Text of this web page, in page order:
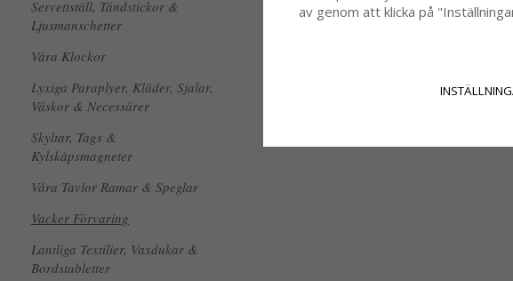
Servettställ, Tändstickor &
Ljusmanschetter
Våra Klockor
Lyxiga Paraplyer, Kläder, Sjalar,
Väskor & Necessärer
Skyltar, Tags &
Kylskåpsmagneter
Våra Tavlor Ramar & Speglar
Vacker Förvaring
Lantliga Textilier, Vaxdukar &
Bordstabletter
av genom att klicka på